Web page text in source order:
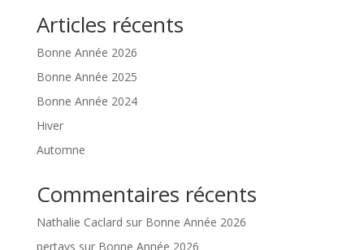
Articles récents
Bonne Année 2026
Bonne Année 2025
Bonne Année 2024
Hiver
Automne
Commentaires récents
Nathalie Caclard sur Bonne Année 2026
pertays sur Bonne Année 2026